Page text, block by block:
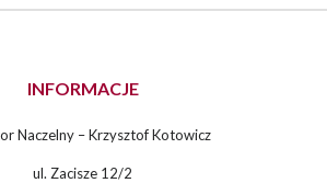
INFORMACJE
Naczelny – Krzysztof Kotowicz
ul. Zacisze 12/2